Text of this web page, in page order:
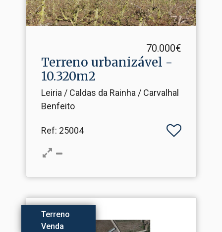
70.000€
Terreno urbanizável -
10.​320m2
Leiria / Caldas da Rainha / Carvalhal
Benfeito
Ref: 25004
Terreno
Venda